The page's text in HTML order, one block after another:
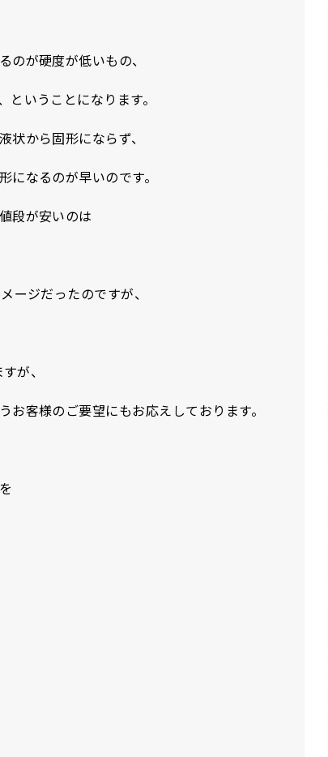
のが硬度が低いもの、
いうことになります。
から固形にならず、
なるのが早いのです。
段が安いのは
ージだったのですが、
が、
客様のご要望にもお応えしております。